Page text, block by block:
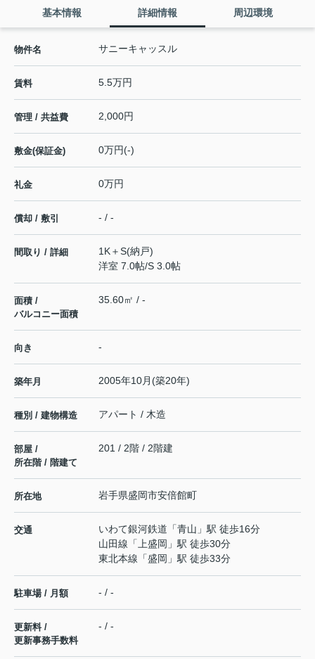
基本情報 詳細情報 周辺環境
物件名 サニーキャッスル
賃料 5.5万円
管理 / 共益費 2,000円
敷金(保証金) 0万円(-)
礼金 0万円
償却 / 敷引 - / -
間取り / 詳細
1K＋S(納戸)
洋室 7.0帖/S 3.0帖
面積 /
バルコニー面積
35.60㎡ / -
向き -
築年月 2005年10月(築20年)
種別 / 建物構造 アパート / 木造
部屋 /
所在階 / 階建て
201 / 2階 / 2階建
所在地 岩手県盛岡市安倍館町
交通 いわて銀河鉄道 「青山 」駅 徒歩16分
山田線 「 上盛岡 」駅 徒歩30分
東北本線 「盛岡 」駅 徒歩33分
駐車場 / 月額 - / -
更新料 /
更新事務手数料
- / -